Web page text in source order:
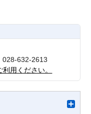
028-632-2613
用ください。